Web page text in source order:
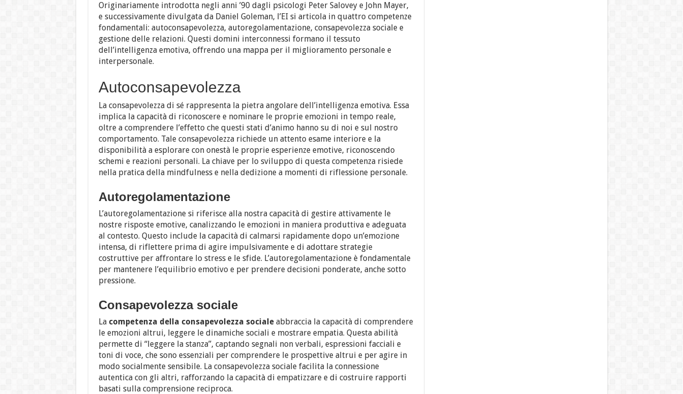
Originariamente introdotta negli anni ’90 dagli psicologi Peter Salovey e John Mayer,
e successivamente divulgata da Daniel Goleman, l’EI si articola in quattro competenze
fondamentali: autoconsapevolezza, autoregolamentazione, consapevolezza sociale e
gestione delle relazioni. Questi domini interconnessi formano il tessuto
dell’intelligenza emotiva, offrendo una mappa per il miglioramento personale e
interpersonale.
Autoconsapevolezza
La consapevolezza di sé rappresenta la pietra angolare dell’intelligenza emotiva. Essa
implica la capacità di riconoscere e nominare le proprie emozioni in tempo reale,
oltre a comprendere l’effetto che questi stati d’animo hanno su di noi e sul nostro
comportamento. Tale consapevolezza richiede un attento esame interiore e la
disponibilità a esplorare con onestà le proprie esperienze emotive, riconoscendo
schemi e reazioni personali. La chiave per lo sviluppo di questa competenza risiede
nella pratica della mindfulness e nella dedizione a momenti di riflessione personale.
Autoregolamentazione
L’autoregolamentazione si riferisce alla nostra capacità di gestire attivamente le
nostre risposte emotive, canalizzando le emozioni in maniera produttiva e adeguata
al contesto. Questo include la capacità di calmarsi rapidamente dopo un’emozione
intensa, di riflettere prima di agire impulsivamente e di adottare strategie
costruttive per affrontare lo stress e le sfide. L’autoregolamentazione è fondamentale
per mantenere l’equilibrio emotivo e per prendere decisioni ponderate, anche sotto
pressione.
Consapevolezza sociale
Lacompetenza della consapevolezza socialeabbraccia la capacità di comprendere
le emozioni altrui, leggere le dinamiche sociali e mostrare empatia. Questa abilità
permette di “leggere la stanza”, captando segnali non verbali, espressioni facciali e
toni di voce, che sono essenziali per comprendere le prospettive altrui e per agire in
modo socialmente sensibile. La consapevolezza sociale facilita la connessione
autentica con gli altri, rafforzando la capacità di empatizzare e di costruire rapporti
basati sulla comprensione reciproca.